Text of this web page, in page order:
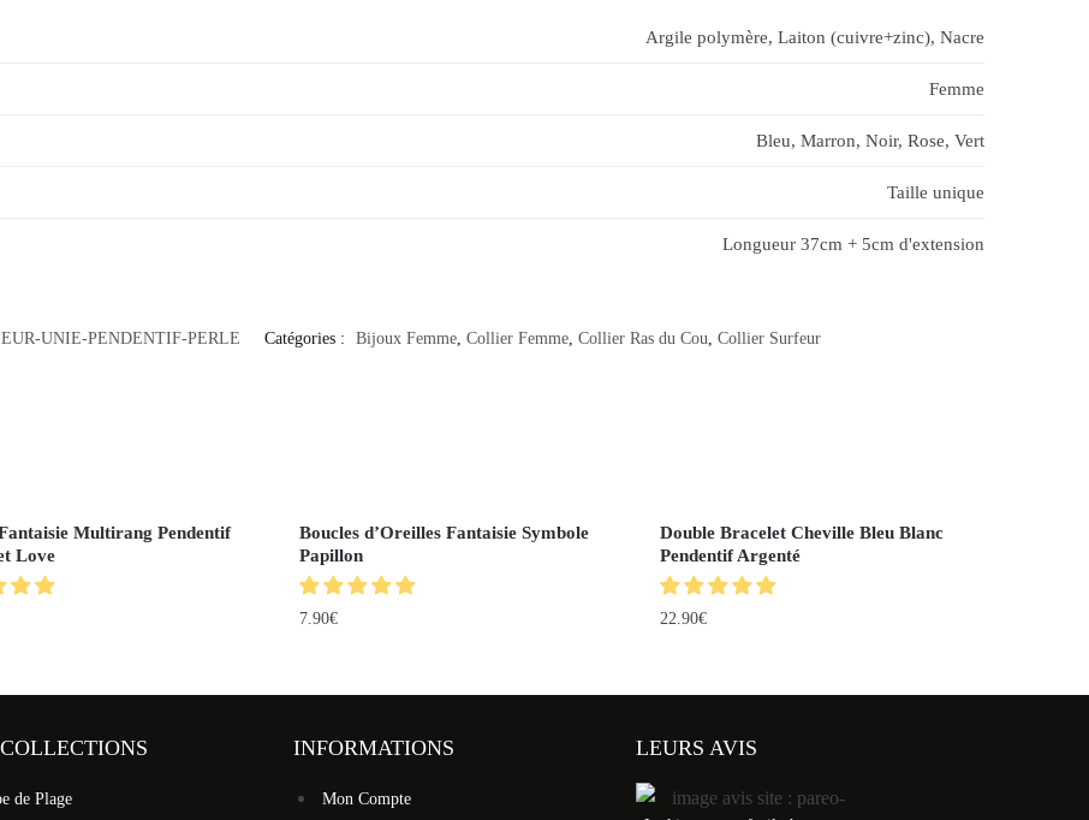
Argile polymère, Laiton (cuivre+zinc), Nacre
Femme
Bleu, Marron, Noir, Rose, Vert
Taille unique
Longueur 37cm + 5cm d'extension
UNIE-PENDENTIF-PERLE Catégories : Bijoux Femme, Collier Femme, Collier Ras du Cou, Collier Surfeur
Multirang Pendentif
Love
Boucles d’Oreilles Fantaisie Symbole
Papillon
7.90€
Double Bracelet Cheville Bleu Blanc
Pendentif Argenté
22.90€
de Plage
INFORMATIONS
Mon Compte
LEURS AVIS